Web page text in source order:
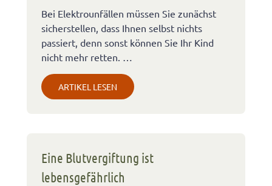
Bei Elektrounfällen müssen Sie zunächst
sicherstellen, dass Ihnen selbst nichts
passiert, denn sonst können Sie Ihr Kind
nicht mehr retten. …
ARTIKEL LESEN
Eine Blutvergiftung ist
lebensgefährlich